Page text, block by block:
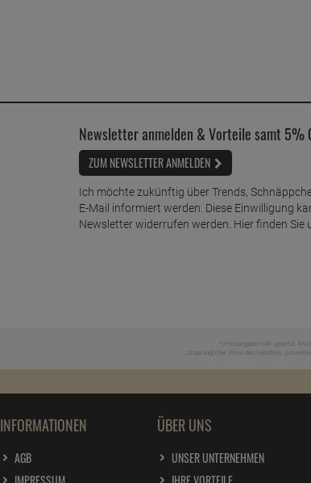
Newsletter anmelden & Vorteile samt 5%
ZUM NEWSLETTER ANMELDEN
Ich möchte zukünftig über Trends,
E-Mail informiert werden. Diese Einwilligung
Newsletter widerrufen werden. Hier finden Sie
* Preisangaben inkl. gesetzl.
Ursprünglicher Preis des Händlers,
INFORMATIONEN
AGB
ÜBER UNS
UNSER UNTERNEHMEN